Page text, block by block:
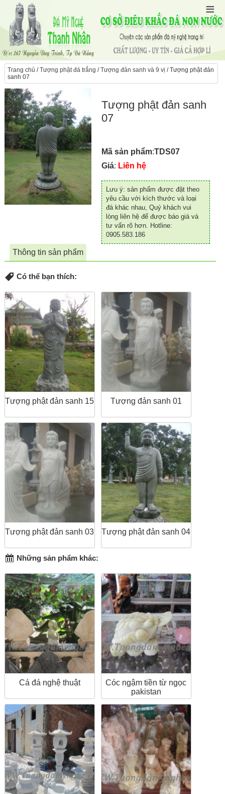
Trang chủ /Tượng phật đá trắng /Tượng đản sanh và 9 vị / Tượng phật đản
sanh 07
Tượng phật đản sanh
07
Mã sản phẩm:TDS07
Giá: Liên hệ
Lưu ý: sản phẩm được đặt theo
yêu cầu với kích thước và loại
đá khác nhau, Quý khách vui
lòng liên hệ để được báo giá và
tư vấn rõ hơn. Hotline:
0905.583.186
Thông tin sản phẩm
Có thể bạn thích:
Tượng phật đản sanh 15 Tượng đản sanh 01
Tượng phật đản sanh 03 Tượng phật đản sanh 04
Những sản phẩm khác:
Cá đá nghệ thuật
Cóc ngậm tiền từ ngọc
pakistan